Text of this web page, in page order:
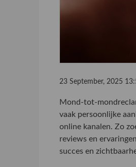
23 September, 2025
Mond-tot-
vaak persoonlijke
online kanalen. Zo
reviews en
succes en